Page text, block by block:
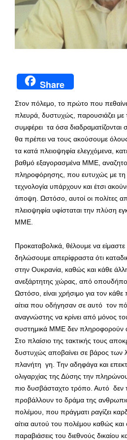
Share
Στον πόλεμο, το πρώτο που
πλευρά, δυστυχώς, παρουσιάζει
συμφέρει τα όσα
θα πρέπει να τους ακούσουμε
τα κατά πλειοψηφία ελεγχόμενα,
βαθμό εξαγορασμένα ΜΜΕ,
πληροφόρησης, που ευτυχώς με τη
τεχνολογία υπάρχουν και έτσι
άποψη. Ωστόσο, αυτοί οι πολίτες
πλειοψηφία υφίσταται την πλύση
ΜΜΕ.
Προκαταβολικά, θέλουμε να είμαστε
δηλώσουμε απερίφραστα ότι
στην Ουκρανία, καθώς και κάθε
ανεξάρτητης χώρας, από
Ωστόσο, είναι χρήσιμο για τον
αίτια που οδήγησαν σε αυτό τον
αναγνώστης να κρίνει από μόνος
συστημικά ΜΜΕ δεν πληροφορούν
Στο πλαίσιο της τακτικής τους
δυστυχώς αποβαίνει σε βάρος των
πλανήτη γη. Την αδηφάγα και
ολιγαρχίας της Δύσης την
πιο δυσβάσταχτο τρόπο. Αυτό δεν
προβάλλουν το δράμα της
πολέμου, που πράγματι ραγίζει
αίτια αυτού του πολέμου καθώς και
παραβιάσεις του διεθνούς δικαίου